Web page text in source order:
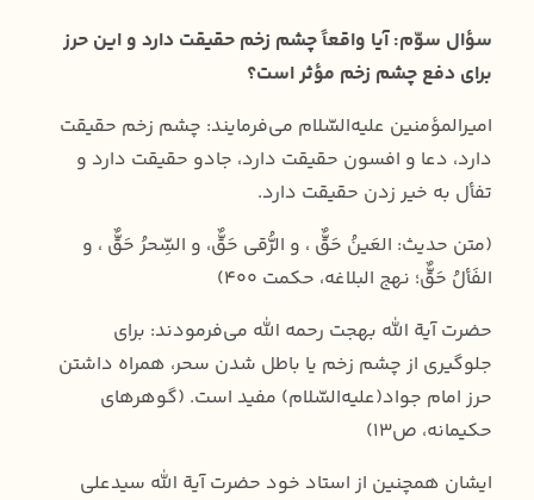
سؤال سوّم: آیا واقعاً چشم زخم حقیقت دارد و این حرز
برای دفع چشم زخم مؤثر است؟
امیرالمؤمنین علیه‌السّلام می‌فرمایند: چشم زخم حقيقت
دارد، دعا و افسون حقيقت دارد، جادو حقيقت دارد و
تفأل به خیر زدن حقيقت دارد.
(️متن حدیث: العَينُ حَقٌّ ، و الرُّقى حَقٌّ، و السِّحرُ حَقٌّ ، و
الفَألُ حَقٌّ؛ نهج البلاغه، حکمت ۴۰۰)
حضرت آیة الله بهجت رحمه الله می‌فرمودند: برای
جلوگیری از چشم زخم یا باطل شدن سحر، همراه داشتن
حرز امام جواد(علیه‌السّلام) مفید است. (گوهرهای
حکیمانه، ص13)
ایشان همچنین از استاد خود حضرت آیة الله سیدعلی